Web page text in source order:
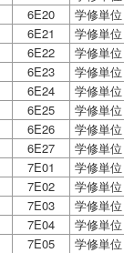
6E20
学修単位
6E21
学修単位
6E22
学修単位
6E23
学修単位
6E24
学修単位
6E25
学修単位
6E26
学修単位
6E27
学修単位
7E01
学修単位
7E02
学修単位
7E03
学修単位
7E04
学修単位
7E05
学修単位